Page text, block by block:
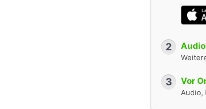
2
3 Vor
Audio,